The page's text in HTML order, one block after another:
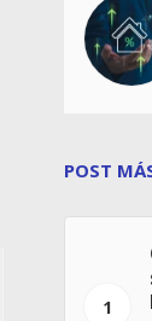
POST
1